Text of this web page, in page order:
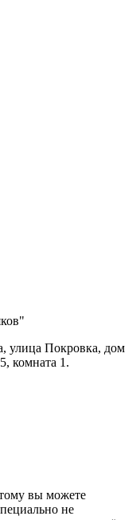
улица Покровка, дом
комната 1.
вы можете
не